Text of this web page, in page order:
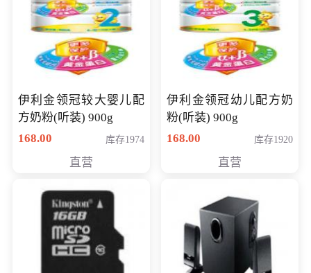
伊利金领冠较大婴儿配
方奶粉(听装) 900g
168.00
库存1974
直营
伊利金领冠幼儿配方奶
粉(听装) 900g
168.00
库存1920
直营